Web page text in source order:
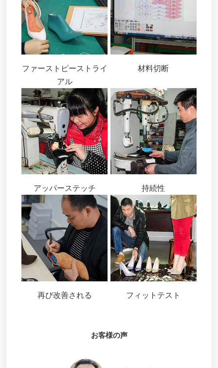
ファーストピーストライ
アル
材料切断
アッパーステッチ 持続性
再び改善される フィットテスト
お客様の声